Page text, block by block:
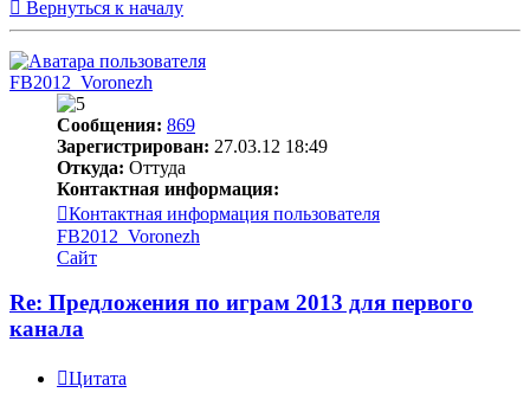
Вернуться к началу
FB2012_Voronezh
Сообщения: 869
Зарегистрирован: 27.03.12 18:49
Откуда: Оттуда
Контактная информация:
Контактная информация пользователя
FB2012_Voronezh
Сайт
Re: Предложения по играм 2013 для первого
канала
Цитата